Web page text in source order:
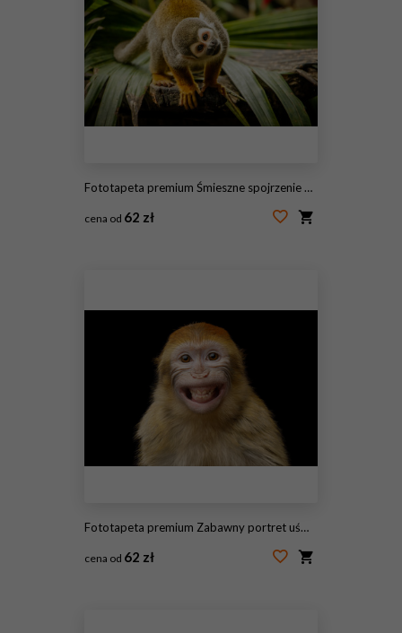
Fototapeta premium Śmieszne spojrzenie małpy wiewiórki w lesie deszczowym w Ekwadorze
cena od 62 zł
Fototapeta premium Zabawny portret uśmiechnięta małpa makak Barbary, pokazując zęby na białym na czarnym tle
cena od 62 zł